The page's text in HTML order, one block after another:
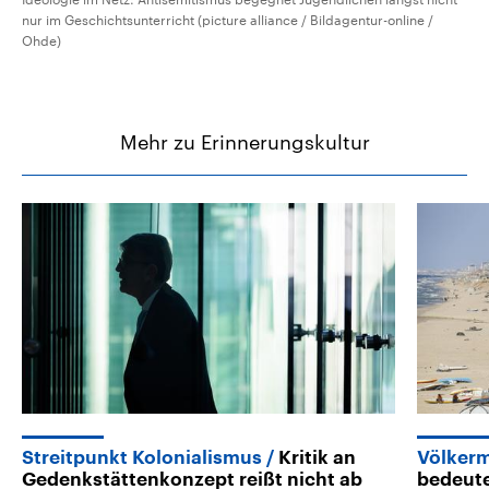
nur im Geschichtsunterricht (picture alliance / Bildagentur-online /
Ohde)
Mehr zu Erinnerungskultur
Streitpunkt Kolonialismus
Kritik an
Gedenkstättenkonzept reißt nicht ab